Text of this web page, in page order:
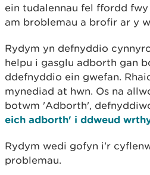
ein tudalennau fel ffordd
am broblemau a brofir ar y
Rydym yn defnyddio
helpu i gasglu adborth gan
ddefnyddio ein gwefan.
mynediad at hwn. Os na
botwm 'Adborth',
eich adborth' i ddweud
Rydym wedi gofyn i'r
problemau.